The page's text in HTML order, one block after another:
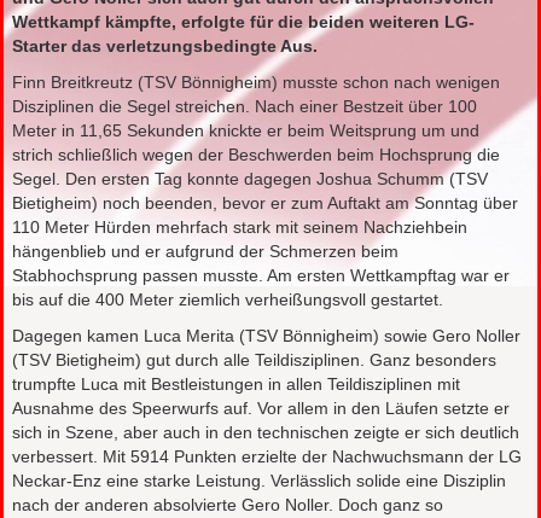
Wettkampf kämpfte, erfolgte für die beiden weiteren LG-
Starter das verletzungsbedingte Aus.
Finn Breitkreutz (TSV Bönnigheim) musste schon nach wenigen
Disziplinen die Segel streichen. Nach einer Bestzeit über 100
Meter in 11,65 Sekunden knickte er beim Weitsprung um und
strich schließlich wegen der Beschwerden beim Hochsprung die
Segel. Den ersten Tag konnte dagegen Joshua Schumm (TSV
Bietigheim) noch beenden, bevor er zum Auftakt am Sonntag über
110 Meter Hürden mehrfach stark mit seinem Nachziehbein
hängenblieb und er aufgrund der Schmerzen beim
Stabhochsprung passen musste. Am ersten Wettkampftag war er
bis auf die 400 Meter ziemlich verheißungsvoll gestartet.
Dagegen kamen Luca Merita (TSV Bönnigheim) sowie Gero Noller
(TSV Bietigheim) gut durch alle Teildisziplinen. Ganz besonders
trumpfte Luca mit Bestleistungen in allen Teildisziplinen mit
Ausnahme des Speerwurfs auf. Vor allem in den Läufen setzte er
sich in Szene, aber auch in den technischen zeigte er sich deutlich
verbessert. Mit 5914 Punkten erzielte der Nachwuchsmann der LG
Neckar-Enz eine starke Leistung. Verlässlich solide eine Disziplin
nach der anderen absolvierte Gero Noller. Doch ganz so